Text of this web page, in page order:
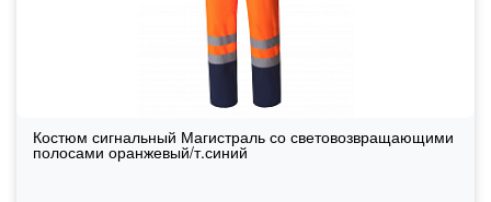
Костюм сигнальный Магистраль со световозвращающими
полосами оранжевый/т.синий